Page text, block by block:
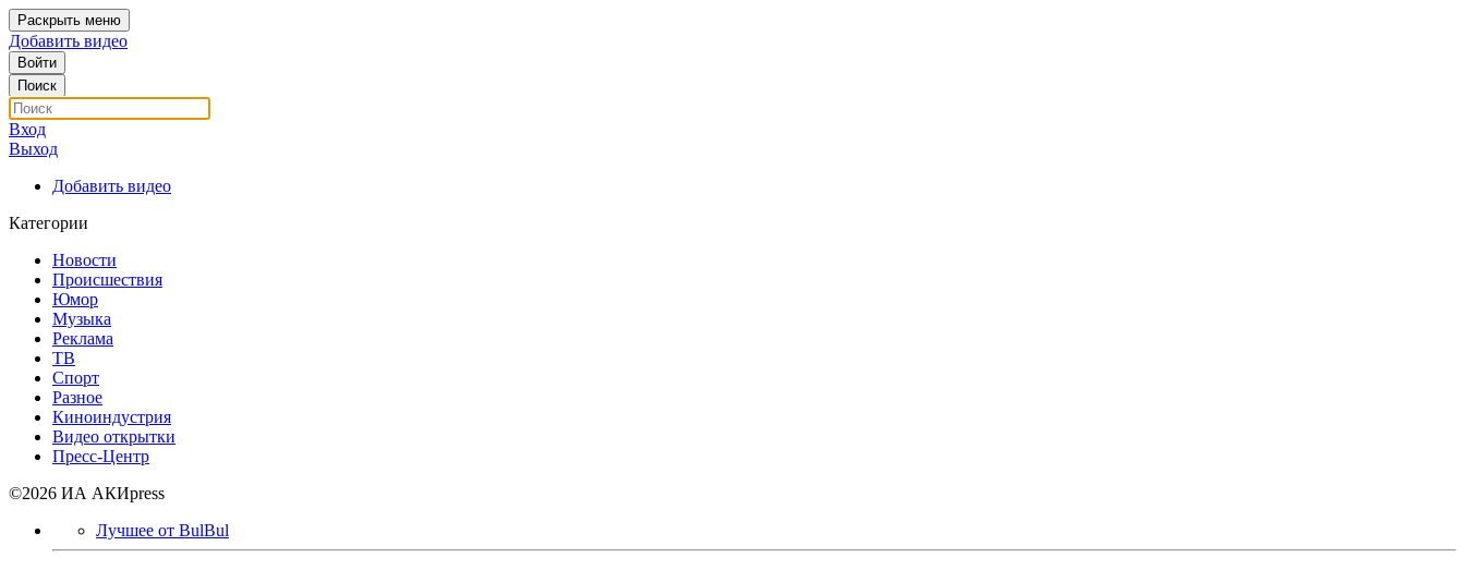
Раскрыть меню
Добавить видео
Войти
Поиск
Вход
Выход
Добавить видео
Категории
Новости
Происшествия
Юмор
Музыка
Реклама
ТВ
Спорт
Разное
Киноиндустрия
Видео открытки
Пресс-Центр
©2026 ИА АКИpress
Лучшее от BulBul